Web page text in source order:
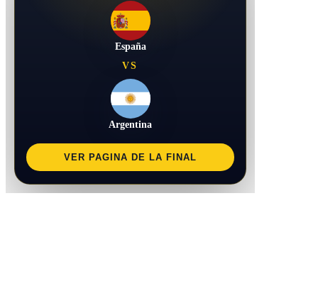
España
VS
Argentina
VER PAGINA DE LA FINAL